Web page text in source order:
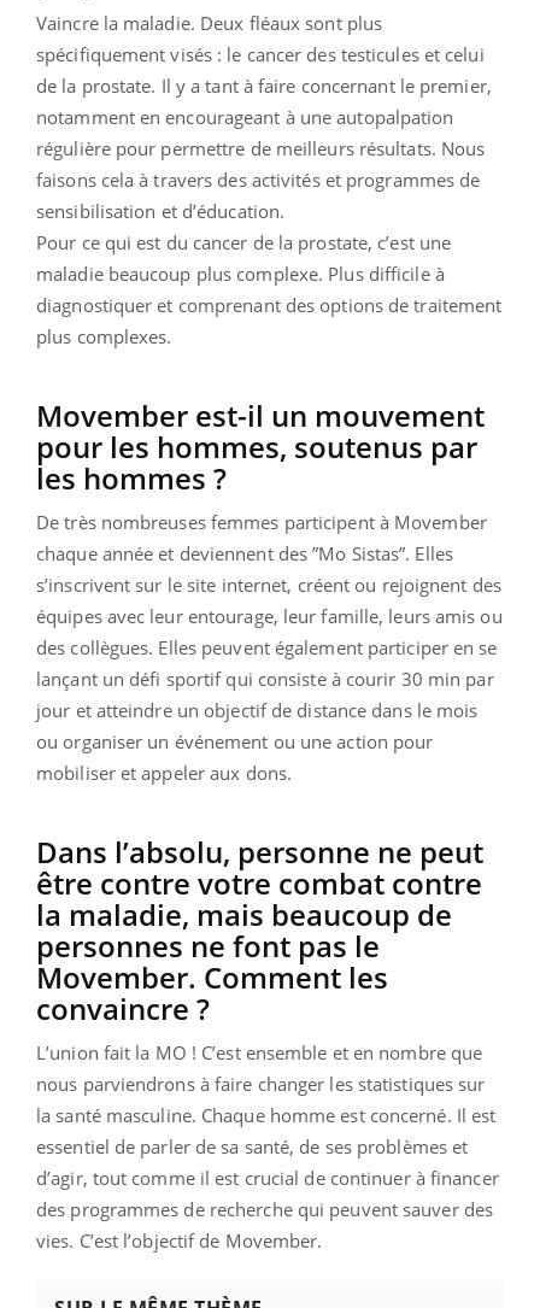
Vaincre la maladie. Deux fléaux sont plus
spécifiquement visés : le cancer des testicules et celui
de la prostate. Il y a tant à faire concernant le premier,
notamment en encourageant à une autopalpation
régulière pour permettre de meilleurs résultats. Nous
faisons cela à travers des activités et programmes de
sensibilisation et d’éducation.
Pour ce qui est du cancer de la prostate, c’est une
maladie beaucoup plus complexe. Plus difficile à
diagnostiquer et comprenant des options de traitement
plus complexes.
Movember est-il un mouvement
pour les hommes, soutenus par
les hommes ?
De très nombreuses femmes participent à Movember
chaque année et deviennent des ”Mo Sistas”. Elles
s’inscrivent sur le site internet, créent ou rejoignent des
équipes avec leur entourage, leur famille, leurs amis ou
des collègues. Elles peuvent également participer en se
lançant un défi sportif qui consiste à courir 30 min par
jour et atteindre un objectif de distance dans le mois
ou organiser un événement ou une action pour
mobiliser et appeler aux dons.
Dans l’absolu, personne ne peut
être contre votre combat contre
la maladie, mais beaucoup de
personnes ne font pas le
Movember. Comment les
convaincre ?
L’union fait la MO ! C’est ensemble et en nombre que
nous parviendrons à faire changer les statistiques sur
la santé masculine. Chaque homme est concerné. Il est
essentiel de parler de sa santé, de ses problèmes et
d’agir, tout comme il est crucial de continuer à financer
des programmes de recherche qui peuvent sauver des
vies. C’est l’objectif de Movember.